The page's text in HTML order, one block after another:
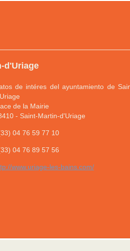
d'Uriage
de intéres del ayuntamiento de
de la Mairie
- Saint-Martin-d'Uriage
04 76 59 77 10
04 76 89 57 56
www.uriage-les-bains.com/